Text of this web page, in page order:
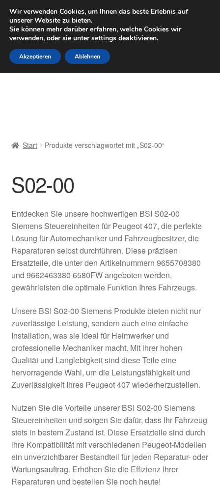
LIEFERUNG ab 6 EUR
Mo–Fr 9–16 Uhr · 0175 7465658
Zur
Navigation
springen
Zum
Inhalt
springen
Datenschutz-Bestimmungen
Impressum
Kasse
Kontakt
Lieferung
Mein Konto
Über uns
Warenkorb
Zahlungen
Start Produkte verschlagwortet mit „S02-00“
S02-00
Entdecken Sie unsere hochwertigen BSI S02-00
Siemens Steuereinheiten für Peugeot 407, die perfekte
Lösung für Automechaniker und Fahrzeugbesitzer, die
Reparaturen selbst durchführen. Diese präzisen
Ersatzteile, die unter den Artikelnummern 9655708380
und 9662463380 6580FW angeboten werden,
gewährleisten die optimale Funktion Ihres Fahrzeugs.
Unsere BSI S02-00 Siemens Produkte bieten nicht nur
zuverlässige Leistung, sondern auch eine einfache
Installation, was sie ideal für Heimwerker und
professionelle Mechaniker macht. Mit ihrer hohen
Qualität und Langlebigkeit sind diese Teile eine
hervorragende Wahl, um die Leistungsfähigkeit und
Zuverlässigkeit Ihres Peugeot 407 wiederherzustellen.
Nutzen Sie die Vorteile unserer BSI S02-00 Siemens
Steuereinheiten und sorgen Sie dafür, dass Ihr Fahrzeug
stets in bestem Zustand ist. Diese Ersatzteile sind durch
ihre Kompatibilität mit verschiedenen Peugeot-Modellen
ein unverzichtbarer Bestandteil für jeden Reparatur- oder
Wartungsauftrag. Erhöhen Sie die Effizienz Ihrer
Reparaturen und bestellen Sie noch heute!
Wir verwenden Cookies, um Ihnen das beste Erlebnis auf
unserer Website zu bieten.
Sie können mehr darüber erfahren, welche Cookies wir
verwenden, oder sie untersettings deaktivieren.
Akzeptieren Ablehnen